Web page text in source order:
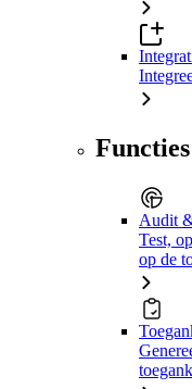
Audit
Test,
op de